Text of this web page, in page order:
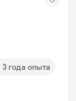
3 года опыта